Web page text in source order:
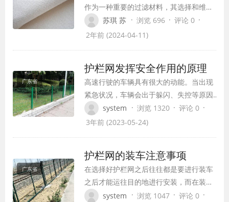
作为一种重要的过滤材料，其选择和维护
都是很重要的问题。下面我们来了解一下
滤布的选择与维护方法。
苏琪 苏 · 浏览 696 · 评论 0 ·
2年前 (2024-04-11)
广东省
护栏网发挥安全作用的原理
高速行驶的车辆具有很大的动能。当出现
紧急状况，车辆会出于躲闪、失控等原因
冲向护栏。此时护栏的作用便是避免发生
车辆剧烈冲撞和人员伤亡。设想一辆汽车
分转化为破坏车辆的能量，导致极大的损
伤。 如果将钢筋水泥墙换为一堵类似于硬
橡胶般的金…
system · 浏览 1320 · 评论 0 ·
3年前 (2023-05-24)
广东省
护栏网的装车注意事项
在选择好护栏网之后往往都是要进行装车
之后才能运往目的地进行安装，而在装车
和运输的过程中又往往会遇到比较多的麻
system · 浏览 1047 · 评论 0 ·